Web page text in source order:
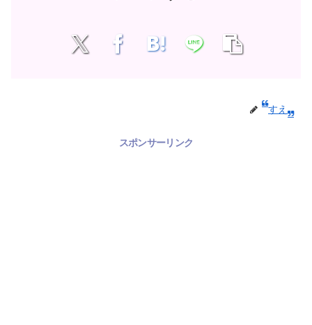
すえ
スポンサーリンク